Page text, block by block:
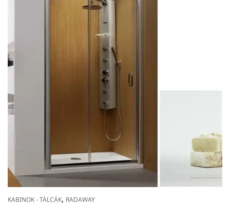
KABINOK - TÁLCÁK, RADAWAY